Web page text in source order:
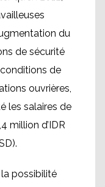
du
de sécurité
de
ouvrières,
les salaires de
million d’IDR
possibilité